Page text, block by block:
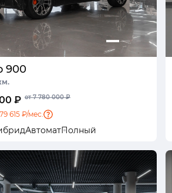
900
₽ от 7 780 000 ₽
615 ₽/мес.
АвтоматПолный